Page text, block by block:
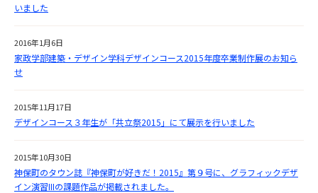
いました
2016年1月6日
家政学部建築・デザイン学科デザインコース2015年度卒業制作展のお知ら
せ
2015年11月17日
デザインコース３年生が「共立祭2015」にて展示を行いました
2015年10月30日
神保町のタウン誌『神保町が好きだ！2015』第９号に、グラフィックデザ
イン演習IIIの課題作品が掲載されました。